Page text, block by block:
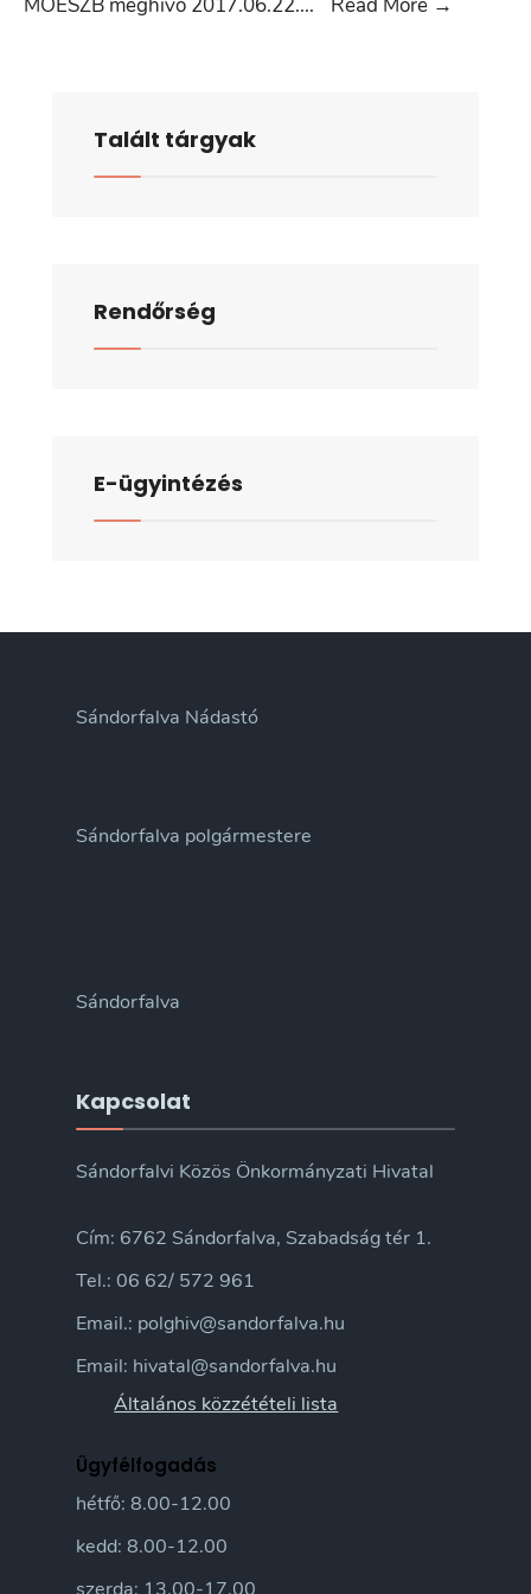
Talált tárgyak
Rendőrség
E-ügyintézés
Sándorfalva Nádastó
Sándorfalva polgármestere
Sándorfalva
Kapcsolat
Sándorfalvi Közös Önkormányzati Hivatal
Cím: 6762 Sándorfalva, Szabadság tér 1.
Tel.: 06 62/ 572 961
Email.: polghiv@sandorfalva.hu
Email: hivatal@sandorfalva.hu
Általános közzétételi lista
Ügyfélfogadás
hétfő: 8.00-12.00
kedd: 8.00-12.00